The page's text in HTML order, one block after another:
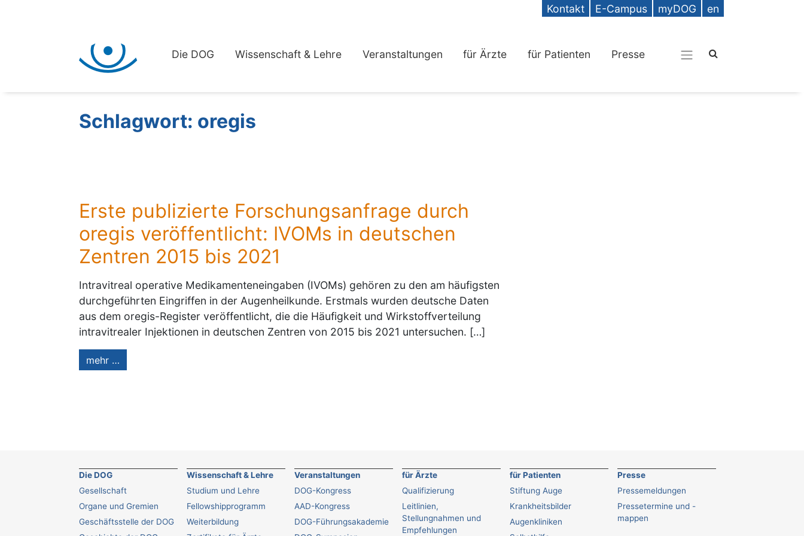
Kontakt E-Campus myDOG en
Die DOG Wissenschaft & Lehre Veranstaltungen für Ärzte für Patienten Presse
Schlagwort: oregis
Erste publizierte Forschungsanfrage durch
oregis veröffentlicht: IVOMs in deutschen
Zentren 2015 bis 2021
Intravitreal operative Medikamenteneingaben (IVOMs) gehören zu den am häufigsten
durchgeführten Eingriffen in der Augenheilkunde. Erstmals wurden deutsche Daten
aus dem oregis-Register veröffentlicht, die die Häufigkeit und Wirkstoffverteilung
intravitrealer Injektionen in deutschen Zentren von 2015 bis 2021 untersuchen. […]
mehr …
Die DOG
Gesellschaft
Organe und Gremien
Geschäftsstelle der DOG
Wissenschaft & Lehre
Studium und Lehre
Fellowshipprogramm
Weiterbildung
Veranstaltungen
DOG-Kongress
AAD-Kongress
DOG-Führungsakademie
für Ärzte
Qualifizierung
Leitlinien,
Stellungnahmen und
Empfehlungen
für Patienten
Stiftung Auge
Krankheitsbilder
Augenkliniken
Presse
Pressemeldungen
Pressetermine und -
mappen